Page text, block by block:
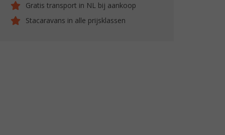
Gratis transport in NL bij aankoop
Stacaravans in alle prijsklassen